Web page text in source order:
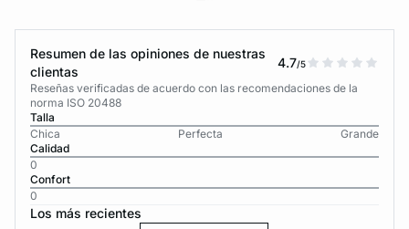
Resumen de las opiniones de nuestras
clientas
4.7/5
Reseñas verificadas de acuerdo con las recomendaciones de la
norma ISO 20488
Talla
Chica
Perfecta
Grande
Calidad
0
Confort
0
Los más recientes